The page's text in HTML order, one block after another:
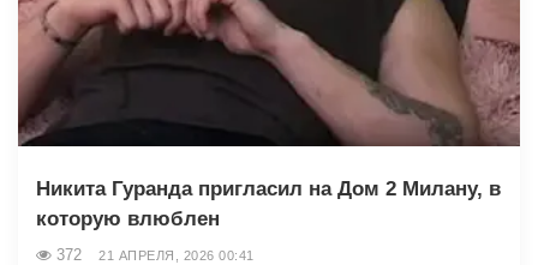
Никита Гуранда пригласил на Дом 2 Милану, в
которую влюблен
372 21 АПРЕЛЯ, 2026 00:41